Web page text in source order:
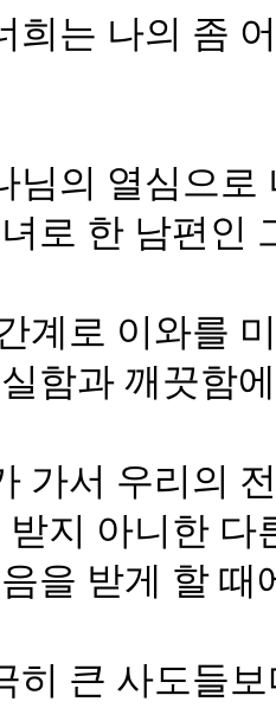
희는 나의 좀
님의 열심으
로 한 남편인
계로 이와를
함과 깨끗함
가서 우리의
지 아니한
을 받게 할
히 큰 사도들